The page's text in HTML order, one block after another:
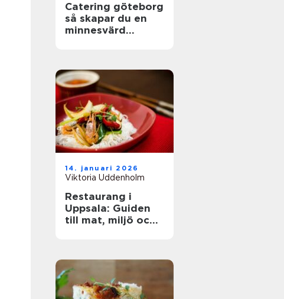
Catering göteborg
så skapar du en
minnesvärd
14. januari 2026
Viktoria Uddenholm
Restaurang i
Uppsala: Guiden
till mat, miljö och